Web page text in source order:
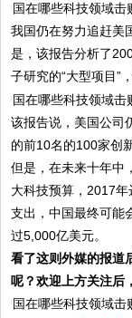
我国仍在努力追赶美
是，该报告分析了
子研究的“大型项目”
该报告说，美国公司
的前10名的100家创
但是，在未来十年中
大科技预算，2017
支出，中国最终可能
过5,000亿美元。
看了这则外媒的报道
呢？欢迎上方关注后